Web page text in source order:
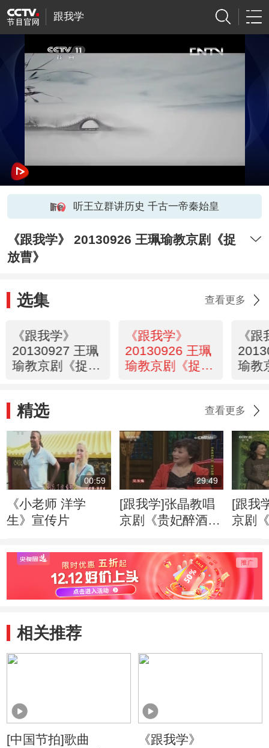
跟我学
听王立群讲历史 千古一帝秦始皇
《跟我学》 20130926 王珮瑜教京剧《捉
放曹》
选集 查看更多
《跟我学》
20130927 王珮
瑜教京剧《捉放
《跟我学》
20130926 王珮
瑜教京剧《捉放
《
瑜教
精选 查看更多
00:59
《小老师 洋学
生》宣传片
29:49
[跟我学]张晶教唱
京剧《贵妃醉酒》
[跟我
京剧
相关推荐
[中国节拍]歌曲
《跟我学》